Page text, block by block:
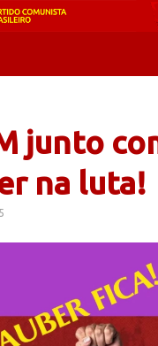
junto
na luta!